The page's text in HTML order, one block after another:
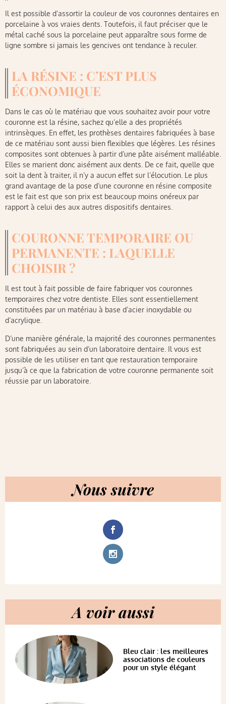
Il est possible d’assortir la couleur de vos couronnes dentaires en
porcelaine à vos vraies dents. Toutefois, il faut préciser que le
métal caché sous la porcelaine peut apparaître sous forme de
ligne sombre si jamais les gencives ont tendance à reculer.
LA RÉSINE : C’EST PLUS
ÉCONOMIQUE
Dans le cas où le matériau que vous souhaitez avoir pour votre
couronne est la résine, sachez qu’elle a des propriétés
intrinsèques. En effet, les prothèses dentaires fabriquées à base
de ce matériau sont aussi bien flexibles que légères. Les résines
composites sont obtenues à partir d’une pâte aisément malléable.
Elles se marient donc aisément aux dents. De ce fait, quelle que
soit la dent à traiter, il n’y a aucun effet sur l’élocution. Le plus
grand avantage de la pose d’une couronne en résine composite
est le fait est que son prix est beaucoup moins onéreux par
rapport à celui des aux autres dispositifs dentaires.
COURONNE TEMPORAIRE OU
PERMANENTE : LAQUELLE
CHOISIR ?
Il est tout à fait possible de faire fabriquer vos couronnes
temporaires chez votre dentiste. Elles sont essentiellement
constituées par un matériau à base d’acier inoxydable ou
d’acrylique.
D’une manière générale, la majorité des couronnes permanentes
sont fabriquées au sein d’un laboratoire dentaire. Il vous est
possible de les utiliser en tant que restauration temporaire
jusqu’à ce que la fabrication de votre couronne permanente soit
réussie par un laboratoire.
Nous suivre
A voir aussi
Bleu clair : les meilleures
associations de couleurs
pour un style élégant